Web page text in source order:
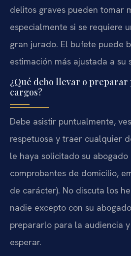
delitos graves pueden tomar
especialmente si se requiere
gran jurado. El bufete puede
estimación más ajustada a su
¿Qué debo llevar o
cargos?
Debe asistir puntualmente,
respetuosa y traer cualquier
le haya solicitado su abogado
comprobantes de domicilio,
de carácter). No discuta los
nadie excepto con su
prepararlo para la audiencia
esperar.